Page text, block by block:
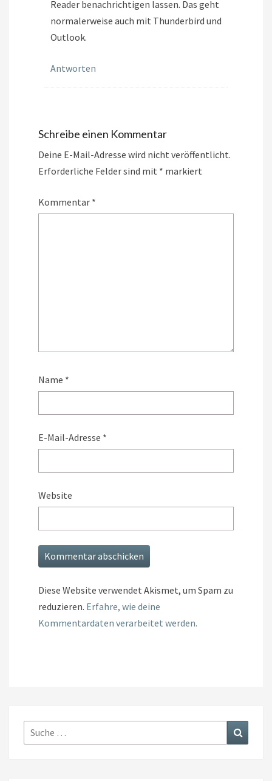
Reader benachrichtigen lassen. Das geht
normalerweise auch mit Thunderbird und
Outlook.
Antworten
Schreibe einen Kommentar
Deine E-Mail-Adresse wird nicht veröffentlicht.
Erforderliche Felder sind mit * markiert
Kommentar *
Name *
E-Mail-Adresse *
Website
Diese Website verwendet Akismet, um Spam zu
reduzieren. Erfahre, wie deine
Kommentardaten verarbeitet werden.
Suche
nach: